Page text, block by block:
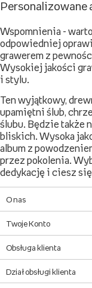
Personalizowane
Wspomnienia -
odpowiedniej
grawerem z
Wysokiej jakości
i stylu.
Ten wyjątkowy,
upamiętni ślub,
ślubu. Będzie także
bliskich. Wysoka
album z
przez pokolenia.
O nas
Twoje Konto
Obsługa klienta